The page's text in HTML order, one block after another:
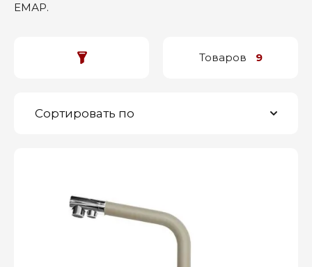
ЕМАР.
Товаров 9
Сортировать по